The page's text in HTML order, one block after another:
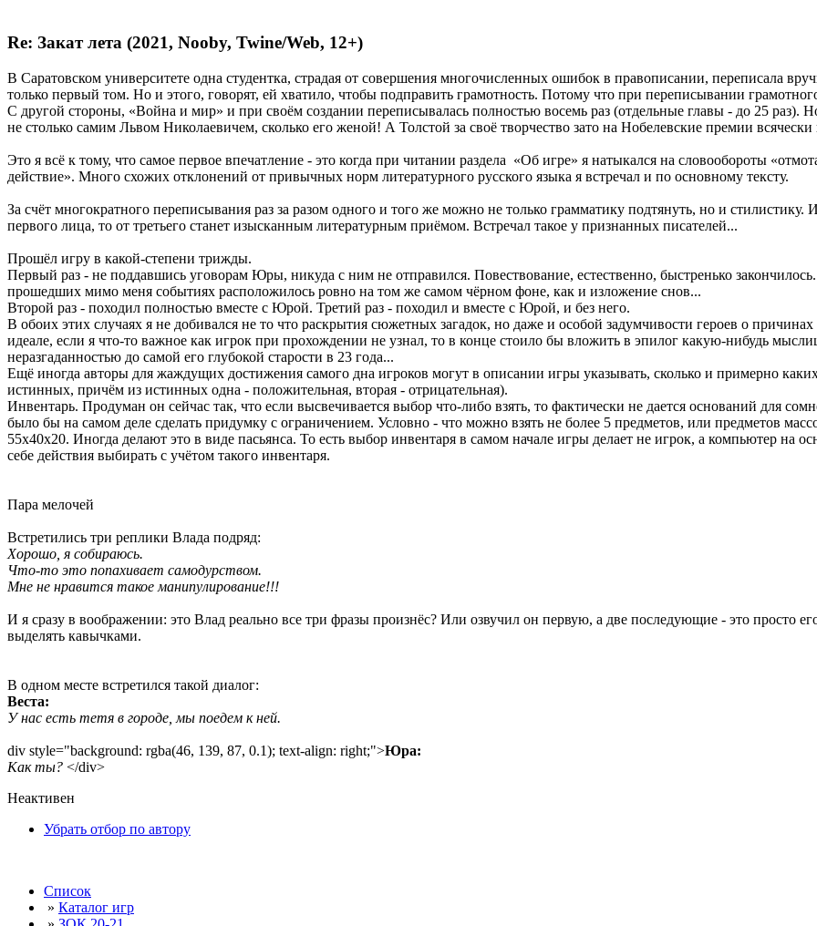
Re: Закат лета (2021, Nooby, Twine/Web, 12+)
В Саратовском университете одна студентка, страдая от совершения многочисленных ошибок в правописании, переписала
только первый том. Но и этого, говорят, ей хватило, чтобы подправить грамотность. Потому что при переписывании
С другой стороны, «Война и мир» и при своём создании переписывалась полностью восемь раз (отдельные главы - до 25 раз).
не столько самим Львом Николаевичем, сколько его женой! А Толстой за своё творчество зато на Нобелевские премии
Это я всё к тому, что самое первое впечатление - это когда при читании раздела «Об игре» я натыкался на словообороты
действие». Много схожих отклонений от привычных норм литературного русского языка я встречал и по основному тексту.
За счёт многократного переписывания раз за разом одного и того же можно не только грамматику подтянуть, но и стилистику.
первого лица, то от третьего станет изысканным литературным приёмом. Встречал такое у признанных писателей...
Прошёл игру в какой-степени трижды.
Первый раз - не поддавшись уговорам Юры, никуда с ним не отправился. Повествование, естественно, быстренько
прошедших мимо меня событиях расположилось ровно на том же самом чёрном фоне, как и изложение снов...
Второй раз - походил полностью вместе с Юрой. Третий раз - походил и вместе с Юрой, и без него.
В обоих этих случаях я не добивался не то что раскрытия сюжетных загадок, но даже и особой задумчивости героев о
идеале, если я что-то важное как игрок при прохождении не узнал, то в конце стоило бы вложить в эпилог какую-нибудь
неразгаданностью до самой его глубокой старости в 23 года...
Ещё иногда авторы для жаждущих достижения самого дна игроков могут в описании игры указывать, сколько и примерно
истинных, причём из истинных одна - положительная, вторая - отрицательная).
Инвентарь. Продуман он сейчас так, что если высвечивается выбор что-либо взять, то фактически не дается оснований для
было бы на самом деле сделать придумку с ограничением. Условно - что можно взять не более 5 предметов, или предметов
55x40x20. Иногда делают это в виде пасьянса. То есть выбор инвентаря в самом начале игры делает не игрок, а компьютер на
себе действия выбирать с учётом такого инвентаря.
Пара мелочей
Встретились три реплики Влада подряд:
Хорошо, я собираюсь.
Что-то это попахивает самодурством.
Мне не нравится такое манипулирование!!!
И я сразу в воображении: это Влад реально все три фразы произнёс? Или озвучил он первую, а две последующие - это просто
выделять кавычками.
В одном месте встретился такой диалог:
Веста:
У нас есть тетя в городе, мы поедем к ней.
div style="background: rgba(46, 139, 87, 0.1); text-align: right;">Юра:
Как ты? </div>
Неактивен
Убрать отбор по автору
Список
» Каталог игр